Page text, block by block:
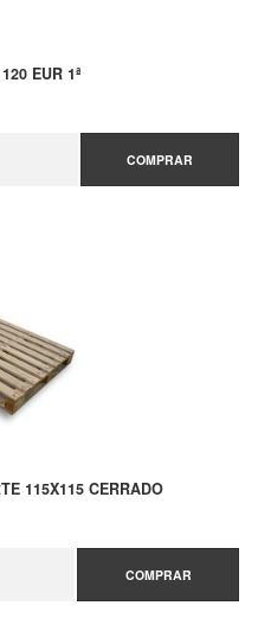
EUR 1ª
COMPRAR
115X115 CERRADO
COMPRAR